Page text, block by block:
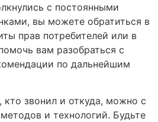
с постоянными
вы можете обратиться в
прав потребителей или в
вам разобраться с
по дальнейшим
кто звонил и откуда, можно с
и технологий. Будьте